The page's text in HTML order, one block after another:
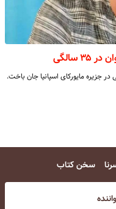
برنامه‌های تلویزیونی در سن ۳۵ سالگی در جزیره مایورکای اسپانیا جان باخت.
سخن کتاب